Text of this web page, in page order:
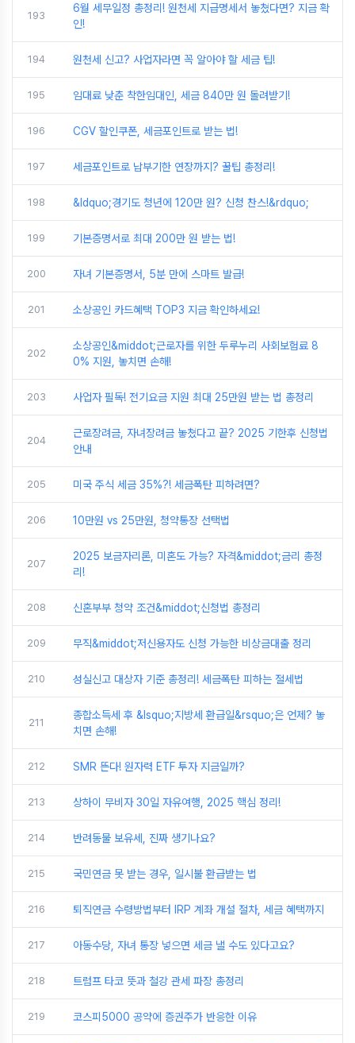
193
6월 세무일정 총정리! 원천세 지급명세서 놓쳤다면? 지금 확
인!
194 원천세 신고? 사업자라면 꼭 알아야 할 세금 팁!
195 임대료 낮춘 착한임대인, 세금 840만 원 돌려받기!
196 CGV 할인쿠폰, 세금포인트로 받는 법!
197 세금포인트로 납부기한 연장까지? 꿀팁 총정리!
198 &ldquo;경기도 청년에 120만 원? 신청 찬스!&rdquo;
199 기본증명서로 최대 200만 원 받는 법!
200 자녀 기본증명서, 5분 만에 스마트 발급!
201 소상공인 카드혜택 TOP3 지금 확인하세요!
202
소상공인&middot;근로자를 위한 두루누리 사회보험료 8
0% 지원, 놓치면 손해!
203 사업자 필독! 전기요금 지원 최대 25만원 받는 법 총정리
204
근로장려금, 자녀장려금 놓쳤다고 끝? 2025 기한후 신청법
안내
205 미국 주식 세금 35%?! 세금폭탄 피하려면?
206 10만원 vs 25만원, 청약통장 선택법
207
2025 보금자리론, 미혼도 가능? 자격&middot;금리 총정
리!
208 신혼부부 청약 조건&middot;신청법 총정리
209 무직&middot;저신용자도 신청 가능한 비상금대출 정리
210 성실신고 대상자 기준 총정리! 세금폭탄 피하는 절세법
211
종합소득세 후 &lsquo;지방세 환급일&rsquo;은 언제? 놓
치면 손해!
212 SMR 뜬다! 원자력 ETF 투자 지금일까?
213 상하이 무비자 30일 자유여행, 2025 핵심 정리!
214 반려동물 보유세, 진짜 생기나요?
215 국민연금 못 받는 경우, 일시불 환급받는 법
216 퇴직연금 수령방법부터 IRP 계좌 개설 절차, 세금 혜택까지
217 아동수당, 자녀 통장 넣으면 세금 낼 수도 있다고요?
218 트럼프 타코 뜻과 철강 관세 파장 총정리
219 코스피5000 공약에 증권주가 반응한 이유